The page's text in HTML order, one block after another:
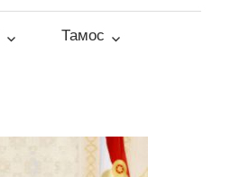
Тамос